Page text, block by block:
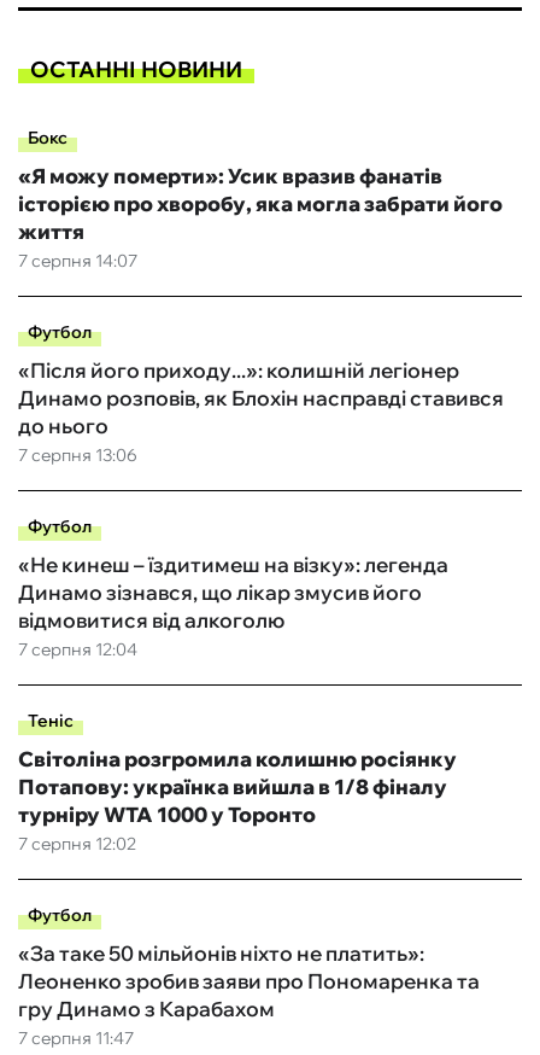
ОСТАННІ НОВИНИ
Бокс
7 серпня 14:07
«Я можу померти»: Усик вразив фанатів
історією про хворобу, яка могла забрати його
життя
Футбол
7 серпня 13:06
«Після його приходу...»: колишній легіонер
Динамо розповів, як Блохін насправді ставився
до нього
Футбол
7 серпня 12:04
«Не кинеш – їздитимеш на візку»: легенда
Динамо зізнався, що лікар змусив його
відмовитися від алкоголю
Теніс
7 серпня 12:02
Світоліна розгромила колишню росіянку
Потапову: українка вийшла в 1/8 фіналу
турніру WTA 1000 у Торонто
Футбол
7 серпня 11:47
«За таке 50 мільйонів ніхто не платить»:
Леоненко зробив заяви про Пономаренка та
гру Динамо з Карабахом